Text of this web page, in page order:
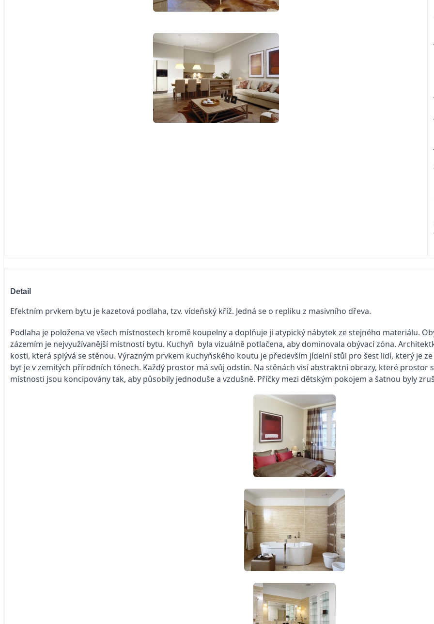
Detail
Efektním prvkem bytu je kazetová podlaha, tzv. vídeňský kříž. Jedná se o repliku z masivního dřeva.
Podlaha je položena ve všech místnostech kromě koupelny a doplňuje ji atypický nábytek ze stejného materiálu.
zázemím je nejvyužívanější místností bytu. Kuchyň byla vizuálně potlačena, aby dominovala obývací zóna.
kosti, která splývá se stěnou. Výrazným prvkem kuchyňského koutu je především jídelní stůl pro šest lidí, který je
byt je v zemitých přírodních tónech. Každý prostor má svůj odstín. Na stěnách visí abstraktní obrazy, které prostor
místnosti jsou koncipovány tak, aby působily jednoduše a vzdušně. Příčky mezi dětským pokojem a šatnou byly